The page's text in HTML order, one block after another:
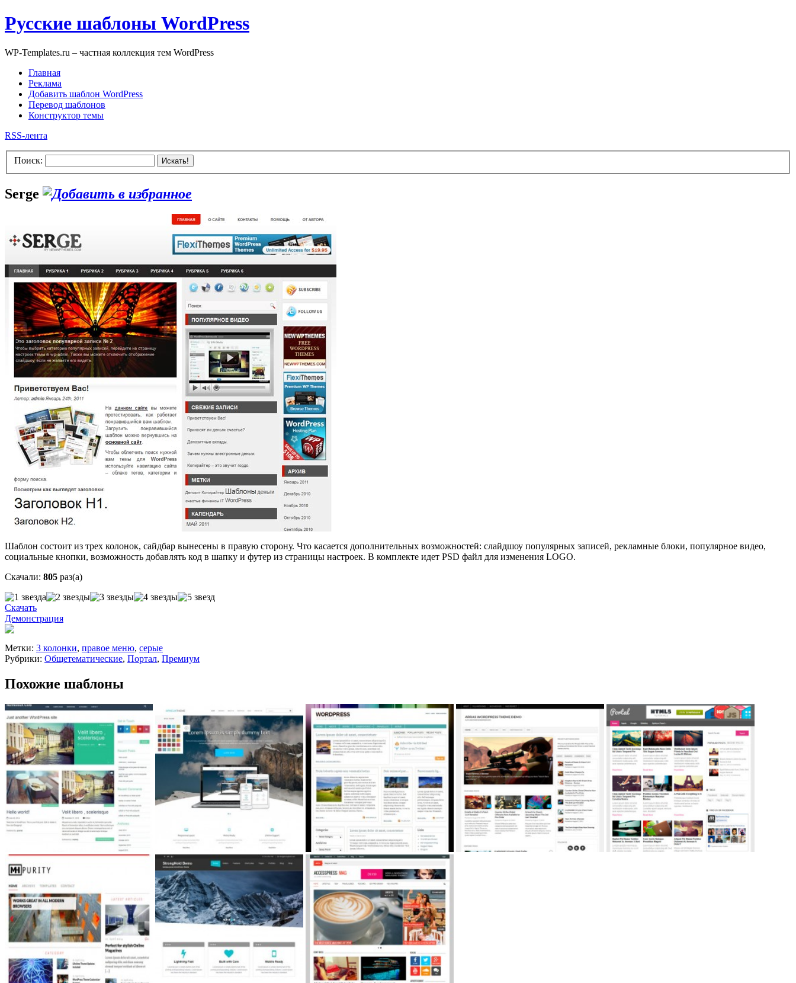
Русские шаблоны WordPress
WP-Templates.ru – частная коллекция тем WordPress
Главная
Реклама
Добавить шаблон WordPress
Перевод шаблонов
Конструктор темы
RSS-лента
Поиск: Искать!
Serge
Шаблон состоит из трех колонок, сайдбар вынесены в правую сторону. Что касается дополнительных возможностей: слайдшоу популярных записей, рекламные блоки, популярное видео,
социальные кнопки, возможность добавлять код в шапку и футер из страницы настроек. В комплекте идет PSD файл для изменения LOGO.
Скачали: 805 раз(а)
Скачать
Демонстрация
Метки: 3 колонки, правое меню, серые
Рубрики: Общетематические, Портал, Премиум
Похожие шаблоны